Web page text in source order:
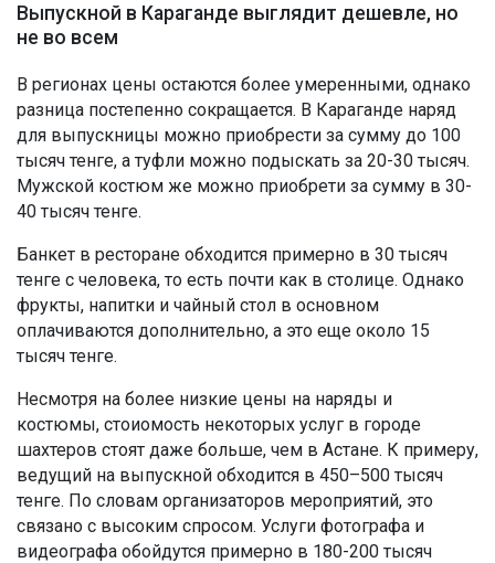
Выпускной в Караганде выглядит дешевле, но
не во всем
В регионах цены остаются более умеренными, однако
разница постепенно сокращается. В Караганде наряд
для выпускницы можно приобрести за сумму до 100
тысяч тенге, а туфли можно подыскать за 20-30 тысяч.
Мужской костюм же можно приобрети за сумму в 30-
40 тысяч тенге.
Банкет в ресторане обходится примерно в 30 тысяч
тенге с человека, то есть почти как в столице. Однако
фрукты, напитки и чайный стол в основном
оплачиваются дополнительно, а это еще около 15
тысяч тенге.
Несмотря на более низкие цены на наряды и
костюмы, стоиомость некоторых услуг в городе
шахтеров стоят даже больше, чем в Астане. К примеру,
ведущий на выпускной обходится в 450–500 тысяч
тенге. По словам организаторов мероприятий, это
связано с высоким спросом. Услуги фотографа и
видеографа обойдутся примерно в 180-200 тысяч